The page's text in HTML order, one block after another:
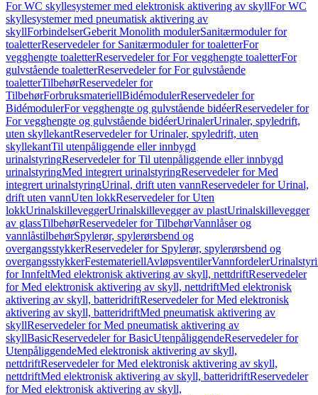
For WC skyllesystemer med elektronisk aktivering av skyllFor WC
skyllesystemer med pneumatisk aktivering av
skyllForbindelserGeberit Monolith modulerSanitærmoduler for
toaletterReservedeler for Sanitærmoduler for toaletterFor
vegghengte toaletterReservedeler for For vegghengte toaletterFor
gulvstående toaletterReservedeler for For gulvstående
toaletterTilbehørReservedeler for
TilbehørForbruksmateriellBidémodulerReservedeler for
BidémodulerFor vegghengte og gulvstående bidéerReservedeler for
For vegghengte og gulvstående bidéerUrinalerUrinaler, spyledrift,
uten skyllekantReservedeler for Urinaler, spyledrift, uten
skyllekantTil utenpåliggende eller innbygd
urinalstyringReservedeler for Til utenpåliggende eller innbygd
urinalstyringMed integrert urinalstyringReservedeler for Med
integrert urinalstyringUrinal, drift uten vannReservedeler for Urinal,
drift uten vannUten lokkReservedeler for Uten
lokkUrinalskilleveggerUrinalskillevegger av plastUrinalskillevegger
av glassTilbehørReservedeler for TilbehørVannlåser og
vannlåstilbehørSpylerør, spylerørsbend og
overgangsstykkerReservedeler for Spylerør, spylerørsbend og
overgangsstykkerFestemateriellAvløpsventilerVannfordeler
for InnfeltMed elektronisk aktivering av skyll, nettdriftReservedeler
for Med elektronisk aktivering av skyll, nettdriftMed elektronisk
aktivering av skyll, batteridriftReservedeler for Med elektronisk
aktivering av skyll, batteridriftMed pneumatisk aktivering av
skyllReservedeler for Med pneumatisk aktivering av
skyllBasicReservedeler for BasicUtenpåliggendeReservedeler for
UtenpåliggendeMed elektronisk aktivering av skyll,
nettdriftReservedeler for Med elektronisk aktivering av skyll,
nettdriftMed elektronisk aktivering av skyll, batteridriftReservedeler
for Med elektronisk aktivering av skyll,